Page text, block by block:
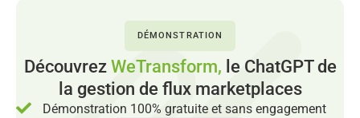
DÉMONSTRATION
Découvrez WeTransform, le ChatGPT de
la gestion de flux marketplaces
Démonstration 100% gratuite et sans engagement